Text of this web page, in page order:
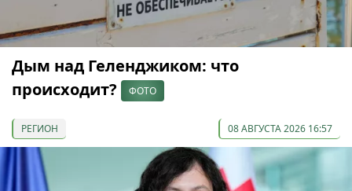
Дым над Геленджиком: что
происходит?
ФОТО
РЕГИОН 08 АВГУСТА 2026 16:57